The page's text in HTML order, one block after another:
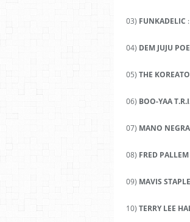
03) FUNKADELIC
04) DEM JUJU
05) THE
06) BOO-YAA
07) MANO NEGRA
08) FRED
09) MAVIS
10) TERRY LEE